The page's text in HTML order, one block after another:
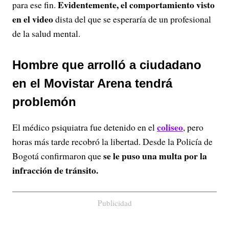
para ese fin. Evidentemente, el comportamiento visto
en el videodista del que se esperaría de un profesional
de la salud mental.
Hombre que arrolló a ciudadano
en el Movistar Arena tendrá
problemón
El médico psiquiatra fue detenido en elcoliseo, pero
horas más tarde recobró la libertad. Desde la Policía de
Bogotá confirmaron quese le puso una multa por la
infracción de tránsito.
Publicidad